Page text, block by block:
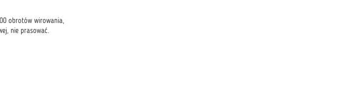
obrotów wirowania,
nie prasować.